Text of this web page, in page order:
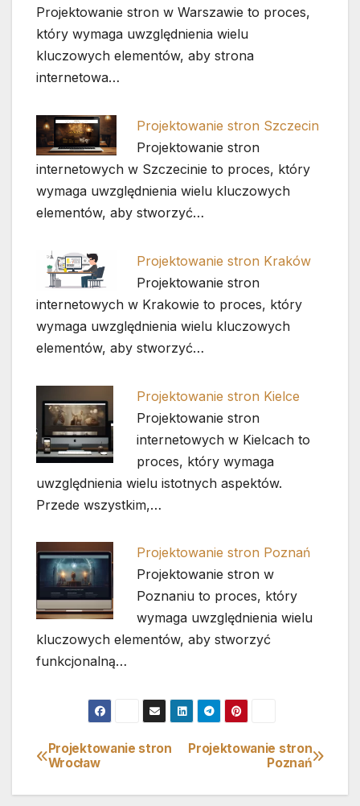
Projektowanie stron w Warszawie to proces,
który wymaga uwzględnienia wielu
kluczowych elementów, aby strona
internetowa…
Projektowanie stron Szczecin
Projektowanie stron
internetowych w Szczecinie to proces, który
wymaga uwzględnienia wielu kluczowych
elementów, aby stworzyć…
Projektowanie stron Kraków
Projektowanie stron
internetowych w Krakowie to proces, który
wymaga uwzględnienia wielu kluczowych
elementów, aby stworzyć…
Projektowanie stron Kielce
Projektowanie stron
internetowych w Kielcach to
proces, który wymaga
uwzględnienia wielu istotnych aspektów.
Przede wszystkim,…
Projektowanie stron Poznań
Projektowanie stron w
Poznaniu to proces, który
wymaga uwzględnienia wielu
kluczowych elementów, aby stworzyć
funkcjonalną…
Nawigacja
wpisu
Projektowanie stron
Poznań
Projektowanie stron
Wrocław